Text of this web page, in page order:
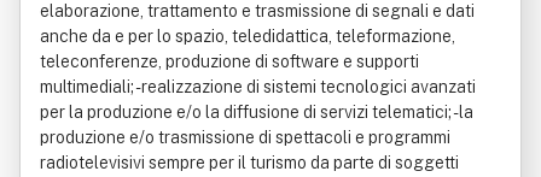
elaborazione, trattamento e trasmissione di segnali e dati
anche da e per lo spazio, teledidattica, teleformazione,
teleconferenze, produzione di software e supporti
multimediali; - realizzazione di sistemi tecnologici avanzati
per la produzione e/o la diffusione di servizi telematici; - la
produzione e/o trasmissione di spettacoli e programmi
radiotelevisivi sempre per il turismo da parte di soggetti